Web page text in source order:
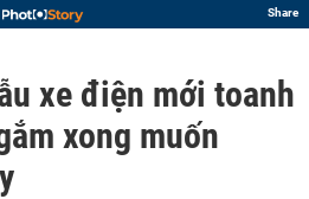
Share
xe điện mới toanh
xong muốn